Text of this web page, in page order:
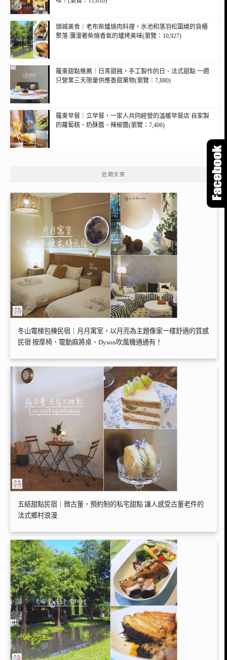
頭城美食｜老布柴爐燒肉料理，水池和落羽松圍繞的貨櫃
聚落 瀰漫著柴燒香氣的爐烤美味(瀏覽：10,927)
羅東甜點推薦｜日青甜蝕，手工製作的日、法式甜點 一週
只營業三天限量供應香甜菓物(瀏覽：7,880)
羅東早餐｜立早餐，一家人共同經營的溫暖早餐店 自家製
的蘿蔔糕、奶酥醬、辣椒醬(瀏覽：7,406)
近期文章
冬山電梯包棟民宿｜月月寓室，以月亮為主題像家一樣舒適的質感
民宿 按摩椅、電動麻將桌、Dyson吹風機通通有！
五結甜點民宿｜微古董，預約制的私宅甜點 讓人感受古董老件的
法式鄉村浪漫